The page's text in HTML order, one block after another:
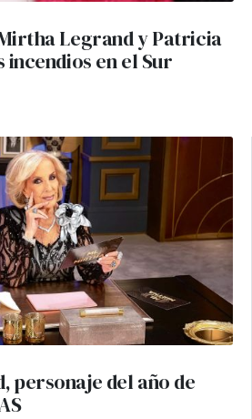
Legrand y Patricia
en el Sur
personaje del año de